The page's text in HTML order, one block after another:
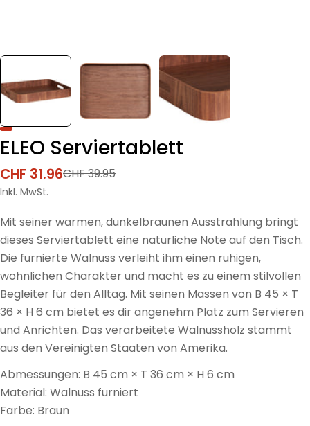
ELEO Serviertablett
Verkaufspreis
CHF 31.96
Regulärer
Preis
CHF 39.95
Inkl. MwSt.
Mit seiner warmen, dunkelbraunen Ausstrahlung bringt
dieses Serviertablett eine natürliche Note auf den Tisch.
Die furnierte Walnuss verleiht ihm einen ruhigen,
wohnlichen Charakter und macht es zu einem stilvollen
Begleiter für den Alltag. Mit seinen Massen von B 45 × T
36 × H 6 cm bietet es dir angenehm Platz zum Servieren
und Anrichten. Das verarbeitete Walnussholz stammt
aus den Vereinigten Staaten von Amerika.
Abmessungen: B 45 cm × T 36 cm × H 6 cm
Material: Walnuss furniert
Farbe: Braun